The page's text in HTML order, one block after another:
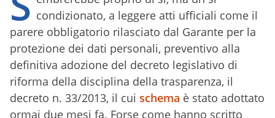
condizionato, a leggere atti ufficiali come il
parere obbligatorio rilasciato dal Garante per la
protezione dei dati personali, preventivo alla
definitiva adozione del decreto legislativo di
riforma della disciplina della trasparenza, il
decreto n. 33/2013, il cui schema è stato adottato
ormai due mesi fa. Forse come hanno scritto